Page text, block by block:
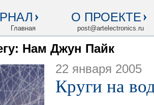
Главная
О ПРОЕКТЕ
post@artelectronics.ru
Нам Джун Пайк
22 января 2005
Круги на